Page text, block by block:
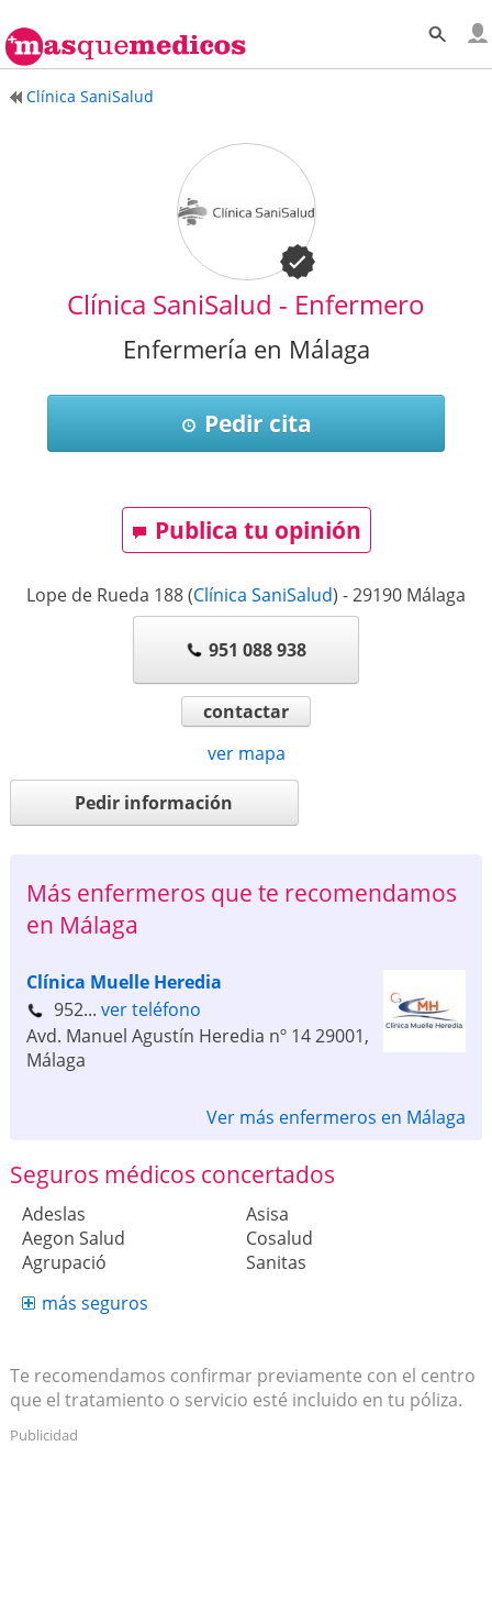
Clínica SaniSalud
Clínica SaniSalud - Enfermero
Enfermería en Málaga
Pedir cita
Publica tu opinión
Lope de Rueda 188(Clínica SaniSalud) -29190 Málaga
951 088 938
contactar
ver mapa
Pedir información
Más enfermeros que te recomendamos
en Málaga
Clínica Muelle Heredia
952... ver teléfono
Avd. Manuel Agustín Heredia nº 1429001,
Málaga
Ver más enfermeros en Málaga
Seguros médicos concertados
Adeslas
Aegon Salud
Agrupació
Asisa
Cosalud
Sanitas
más seguros
Te recomendamos confirmar previamente con el centro
que el tratamiento o servicio esté incluido en tu póliza.
Publicidad